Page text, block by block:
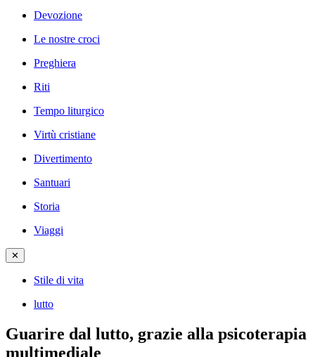
Devozione
Le nostre croci
Preghiera
Riti
Tempo liturgico
Virtù cristiane
Divertimento
Santuari
Storia
Viaggi
✕
Stile di vita
lutto
Guarire dal lutto, grazie alla psicoterapia
multimediale